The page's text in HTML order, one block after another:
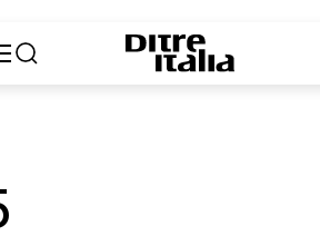
компании
и материалы